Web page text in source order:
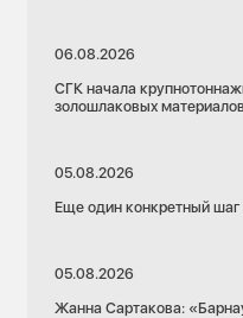
06.08.2026
СГК начала
золошлаковых
05.08.2026
Еще один конкретный шаг
05.08.2026
Жанна Сартакова: